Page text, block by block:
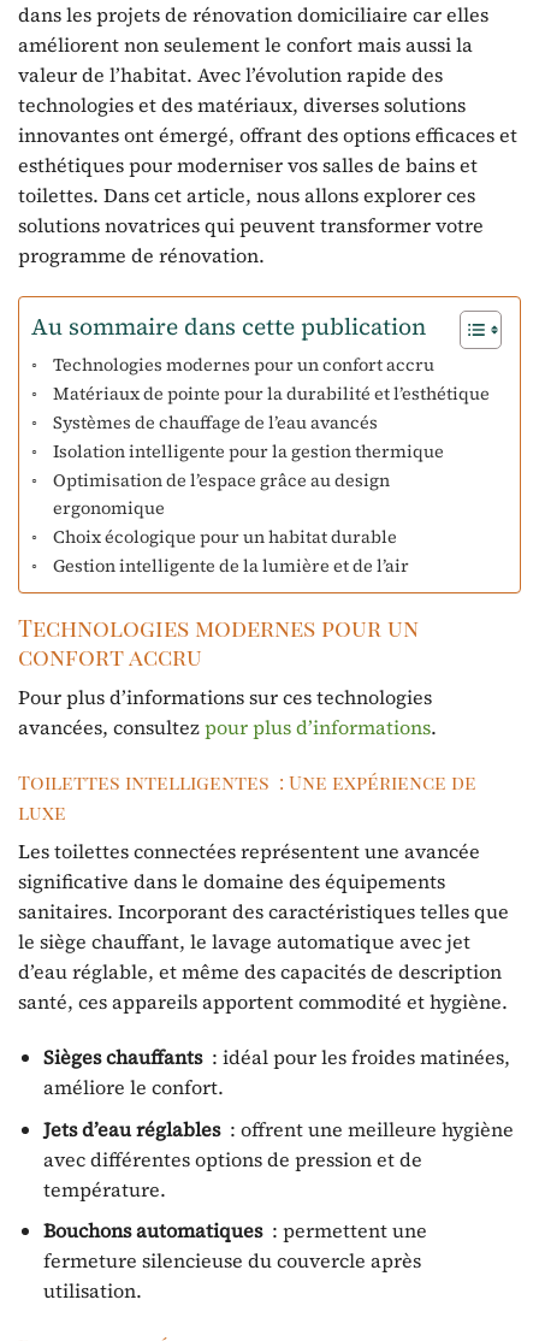
dans les projets de rénovation domiciliaire car elles
améliorent non seulement le confort mais aussi la
valeur de l’habitat. Avec l’évolution rapide des
technologies et des matériaux, diverses solutions
innovantes ont émergé, offrant des options efficaces et
esthétiques pour moderniser vos salles de bains et
toilettes. Dans cet article, nous allons explorer ces
solutions novatrices qui peuvent transformer votre
programme de rénovation.
Au sommaire dans cette publication
Technologies modernes pour un confort accru
Matériaux de pointe pour la durabilité et l’esthétique
Systèmes de chauffage de l’eau avancés
Isolation intelligente pour la gestion thermique
Optimisation de l’espace grâce au design
ergonomique
Choix écologique pour un habitat durable
Gestion intelligente de la lumière et de l’air
Technologies modernes pour un
confort accru
Pour plus d’informations sur ces technologies
avancées, consultezpour plus d’informations.
Toilettes intelligentes : Une expérience de
luxe
Les toilettes connectées représentent une avancée
significative dans le domaine des équipements
sanitaires. Incorporant des caractéristiques telles que
le siège chauffant, le lavage automatique avec jet
d’eau réglable, et même des capacités de description
santé, ces appareils apportent commodité et hygiène.
Sièges chauffants: idéal pour les froides matinées,
améliore le confort.
Jets d’eau réglables: offrent une meilleure hygiène
avec différentes options de pression et de
température.
Bouchons automatiques: permettent une
fermeture silencieuse du couvercle après
utilisation.